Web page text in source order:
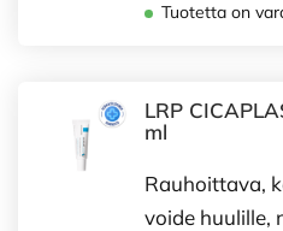
Tuotetta on
LRP
ml
Rauhoittava,
voide huulille,